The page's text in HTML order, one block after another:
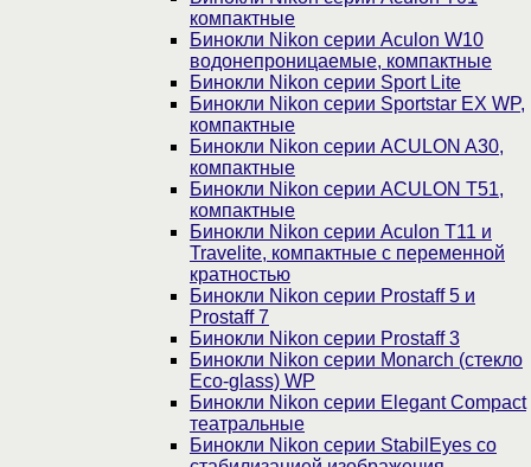
компактные
Бинокли Nikon серии Aculon W10
водонепроницаемые, компактные
Бинокли Nikon серии Sport Lite
Бинокли Nikon серии Sportstar EX WP,
компактные
Бинокли Nikon серии ACULON A30,
компактные
Бинокли Nikon серии ACULON Т51,
компактные
Бинокли Nikon серии Aculon T11 и
Travelite, компактные с переменной
кратностью
Бинокли Nikon серии Prostaff 5 и
Prostaff 7
Бинокли Nikon серии Prostaff 3
Бинокли Nikon серии Monarch (стекло
Eco-glass) WP
Бинокли Nikon серии Elegant Compact
театральные
Бинокли Nikon серии StabilEyes со